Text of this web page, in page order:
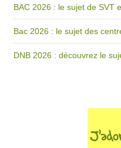
BAC 2026 : le sujet de SVT
Bac 2026 : le sujet des
DNB 2026 : découvrez le